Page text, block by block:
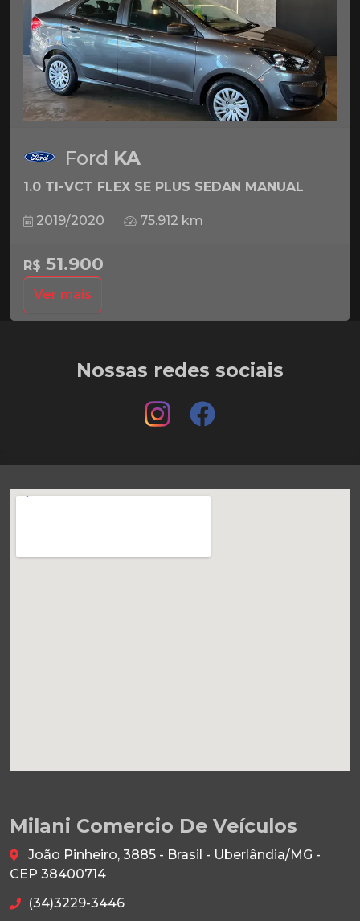
Ford KA
1.0 TI-VCT FLEX SE PLUS SEDAN MANUAL
2019/2020 75.912 km
R$ 51.900
Ver mais
Nossas redes sociais
Milani Comercio De Veículos
João Pinheiro, 3885 - Brasil - Uberlândia/MG -
CEP 38400714
(34)3229-3446